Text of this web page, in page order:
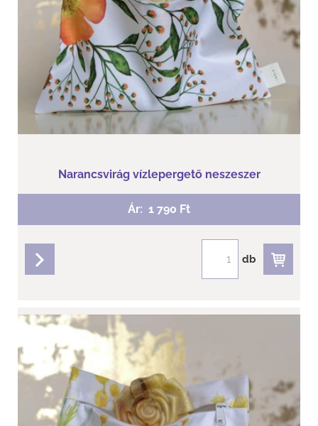
Narancsvirág vízlepergető neszeszer
Ár: 1 790 Ft
db
Immortelle neszeszer
Szeretnél egy jó neszeszert?
Tedd a kosaradba most!